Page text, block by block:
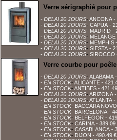
Verre sérigraphié pour
- ANCONA
- DELAI 20 JOURS
-
- CAPUA
- DELAI 20 JOURS
-
- MADRID
- DELAI 20 JOURS
-
- MELANGE
- DELAI 20 JOURS
- MEMPHIS
- DELAI 20 JOURS
- SIESTA
- DELAI 20 JOURS
-
- SIROCCO
- DELAI 20 JOURS
Verre courbe pour
- ALABAMA
- DELAI 20 JOURS
- ALICANTE
- EN STOCK
-
- ANTIBES
- EN STOCK
-
- ARIZONA
- DELAI 20 JOURS
- ATLANTA
- DELAI 20 JOURS
-
- BACCARA NOVO
- EN STOCK
- BARCELONA
- EN STOCK
-
- BELFEGOR
- EN STOCK
-
- CARINA
- EN STOCK
- 389.09
- CASABLANCA
- EN STOCK
-
- DIJON
- EN STOCK
- 490.49 €